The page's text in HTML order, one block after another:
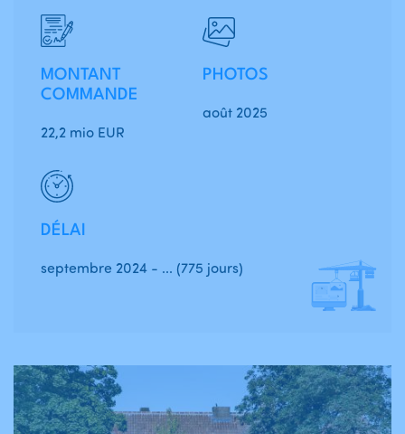
MONTANT
COMMANDE
22,2 mio EUR
DÉLAI
septembre 2024 - ... (775 jours)
PHOTOS
août 2025